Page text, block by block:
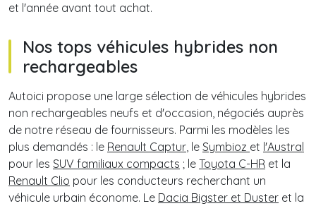
et l'année avant tout achat.
Nos tops véhicules hybrides non
rechargeables
Autoici propose une large sélection de véhicules hybrides
non rechargeables neufs et d'occasion, négociés auprès
de notre réseau de fournisseurs. Parmi les modèles les
plus demandés : le Renault Captur , le Symbioz et l'Austral
pour les SUV familiaux compacts ; le Toyota C-HR et la
Renault Clio pour les conducteurs recherchant un
véhicule urbain économe. Le Dacia Bigster et Duster et la